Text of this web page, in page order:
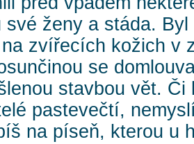
své ženy a stáda.
zvířecích kožich v
se
stavbou vět.
pastevečtí,
na píseň, kterou u